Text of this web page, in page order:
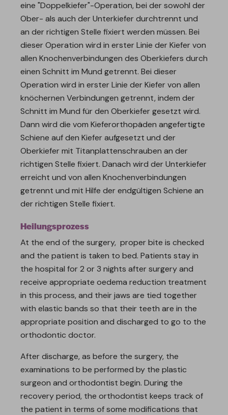
eine "Doppelkiefer"-Operation, bei der sowohl der
Ober- als auch der Unterkiefer durchtrennt und
an der richtigen Stelle fixiert werden müssen. Bei
dieser Operation wird in erster Linie der Kiefer von
allen Knochenverbindungen des Oberkiefers durch
einen Schnitt im Mund getrennt. Bei dieser
Operation wird in erster Linie der Kiefer von allen
knöchernen Verbindungen getrennt, indem der
Schnitt im Mund für den Oberkiefer gesetzt wird.
Dann wird die vom Kieferorthopäden angefertigte
Schiene auf den Kiefer aufgesetzt und der
Oberkiefer mit Titanplattenschrauben an der
richtigen Stelle fixiert. Danach wird der Unterkiefer
erreicht und von allen Knochenverbindungen
getrennt und mit Hilfe der endgültigen Schiene an
der richtigen Stelle fixiert.
Heilungsprozess
At the end of the surgery, proper bite is checked
and the patient is taken to bed. Patients stay in
the hospital for 2 or 3 nights after surgery and
receive appropriate oedema reduction treatment
in this process, and their jaws are tied together
with elastic bands so that their teeth are in the
appropriate position and discharged to go to the
orthodontic doctor.
After discharge, as before the surgery, the
examinations to be performed by the plastic
surgeon and orthodontist begin. During the
recovery period, the orthodontist keeps track of
the patient in terms of some modifications that